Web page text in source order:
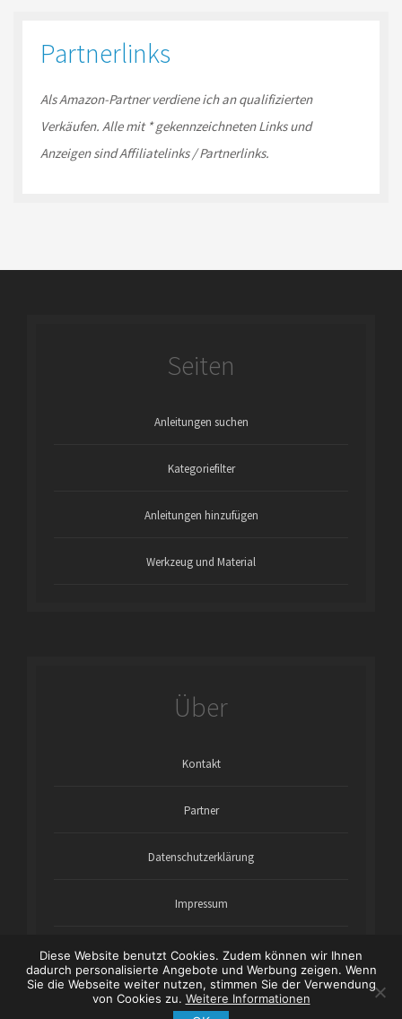
Partnerlinks
Als Amazon-Partnerverdiene ich an qualifizierten
Verkäufen. Alle mit * gekennzeichneten Links und
Anzeigen sind Affiliatelinks / Partnerlinks.
Seiten
Anleitungen suchen
Kategoriefilter
Anleitungen hinzufügen
Werkzeug und Material
Über
Kontakt
Partner
Datenschutzerklärung
Impressum
Copyright © 2021 wartungsanleitung-online.com - Theme
Diese Website benutzt Cookies. Zudem können wir Ihnen
dadurch personalisierte Angebote und Werbung zeigen. Wenn
Sie die Webseite weiter nutzen, stimmen Sie der Verwendung
von Cookies zu. Weitere Informationen